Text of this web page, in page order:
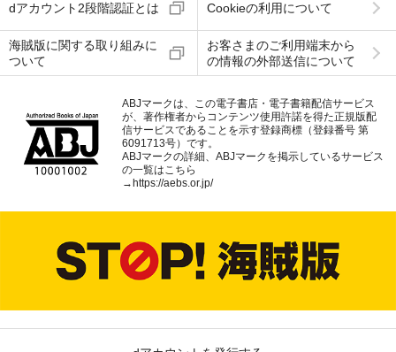
dアカウント2段階認証とは Cookieの利用について
海賊版に関する取り組みに
ついて
お客さまのご利用端末から
の情報の外部送信について
ABJマークは、この電子書店・電子書籍配信サービス
が、著作権者からコンテンツ使用許諾を得た正規版配
信サービスであることを示す登録商標（登録番号 第
6091713号）です。
ABJマークの詳細、ABJマークを掲示しているサービス
の一覧はこちら
→ https://aebs.or.jp/